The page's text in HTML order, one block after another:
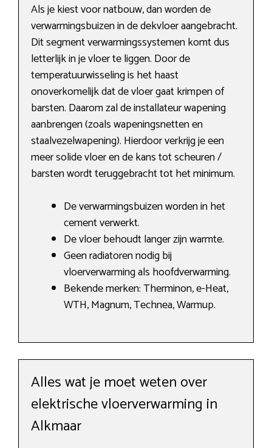
Als je kiest voor natbouw, dan worden de
verwarmingsbuizen in de dekvloer aangebracht.
Dit segment verwarmingssystemen komt dus
letterlijk in je vloer te liggen. Door de
temperatuurwisseling is het haast
onoverkomelijk dat de vloer gaat krimpen of
barsten. Daarom zal de installateur wapening
aanbrengen (zoals wapeningsnetten en
staalvezelwapening). Hierdoor verkrijg je een
meer solide vloer en de kans tot scheuren /
barsten wordt teruggebracht tot het minimum.
De verwarmingsbuizen worden in het
cement verwerkt.
De vloer behoudt langer zijn warmte.
Geen radiatoren nodig bij
vloerverwarming als hoofdverwarming.
Bekende merken: Therminon, e-Heat,
WTH, Magnum, Technea, Warmup.
Alles wat je moet weten over
elektrische vloerverwarming in
Alkmaar